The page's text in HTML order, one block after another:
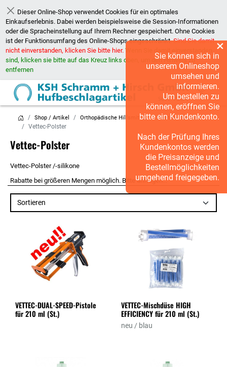
Schließen
Dieser Online-Shop verwendet Cookies für ein optimales
Einkaufserlebnis. Dabei werden beispielsweise die Session-Informationen
oder die Spracheinstellung auf Ihrem Rechner gespeichert. Ohne Cookies
ist der Funktionsumfang des Online-Shops eingeschränkt.Sind Sie damit
nicht einverstanden, klicken Sie bitte hier. Wenn Sie damit einverstanden
sind, klicken sie bitte auf das Kreuz links oben, um den Hinweis zu
entfernen
Shop / Artikel Orthopädische Hilfsmittel Polster / Silikone
Vettec-Polster
Vettec-Polster
Vettec-Polster /-silikone
Rabatte bei größeren Mengen möglich. Bitte anfragen...
Sortieren
VETTEC-DUAL-SPEED-Pistole
für 210 ml (St.)
VETTEC-Mischdüse HIGH
EFFICIENCY für 210 ml (St.)
neu / blau
×
Sie können sich in
unserem Onlineshop
umsehen und
informieren.
Um bestellen zu
können, eröffnen Sie
bitte ein Kundenkonto.
Nach der Prüfung Ihres
Kundenkontos werden
die Preisanzeige und
Bestellmöglichkeiten
umgehend freigegeben.